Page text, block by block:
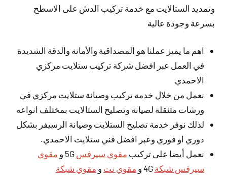
وتمديد الستالايت مع خدمة تركيب الدش على الاسطح
بسرعة وجودة عالية
اهم ما يميز عملنا هو المصداقية والأمانة والدقة الشديدة
في العمل عبر افضل شركة تركيب ستلايت مركزي
الاحمدي
نعمل من خلال خدمة تركيب وصيانة ستلايت مركزي في
ورشات متنقلة لصيانة وتصليح الستالايت بمختلف انواعه
لذلك نوفر خدمة تصليح الستلايت وصيانة الرسيفر بشكل
دوري او فوري وعبر افضل فني ستلايت الاحمدي.
نعمل أيضا على تركيب مقوي سيرفس 5G و
مقوي
سيرفس شبكة 4G و مقوي نت و مقوي شبكة